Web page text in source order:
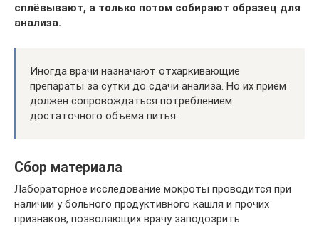
сплёвывают, а только потом собирают образец для
анализа.
Иногда врачи назначают отхаркивающие
препараты за сутки до сдачи анализа. Но их приём
должен сопровождаться потреблением
достаточного объёма питья.
Сбор материала
Лабораторное исследование мокроты проводится при
наличии у больного продуктивного кашля и прочих
признаков, позволяющих врачу заподозрить